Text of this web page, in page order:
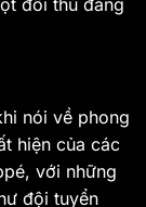
nói về phong
hiện của các
với những
đội tuyển